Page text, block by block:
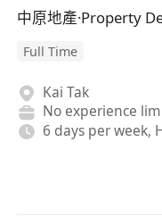
中原地產·Property
Full Time
Kai Tak
No experience